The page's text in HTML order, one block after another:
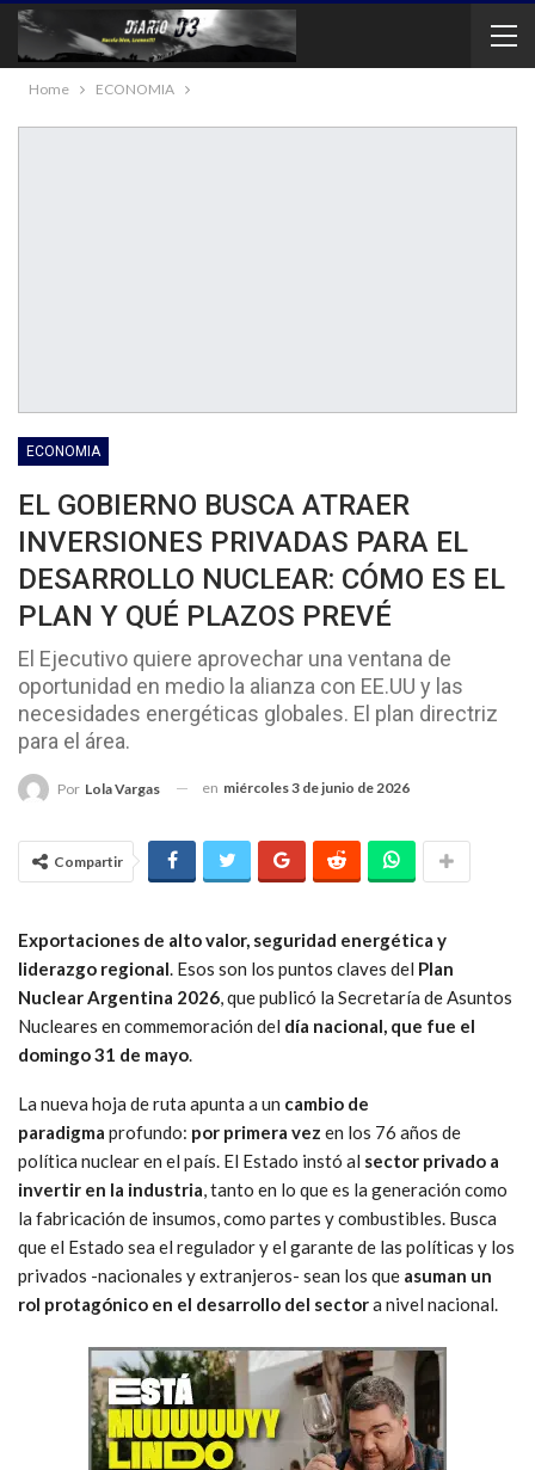
Home ECONOMIA
ECONOMIA
EL GOBIERNO BUSCA ATRAER
INVERSIONES PRIVADAS PARA EL
DESARROLLO NUCLEAR: CÓMO ES EL
PLAN Y QUÉ PLAZOS PREVÉ
El Ejecutivo quiere aprovechar una ventana de
oportunidad en medio la alianza con EE.UU y las
necesidades energéticas globales. El plan directriz
para el área.
Por Lola Vargas en miércoles 3 de junio de 2026
Compartir
Exportaciones de alto valor, seguridad energética y
liderazgo regional. Esos son los puntos claves del Plan
Nuclear Argentina 2026, que publicó la Secretaría de Asuntos
Nucleares en commemoración del día nacional, que fue el
domingo 31 de mayo.
La nueva hoja de ruta apunta a un cambio de
paradigma profundo: por primera vez en los 76 años de
política nuclear en el país. El Estado instó al sector privado a
invertir en la industria, tanto en lo que es la generación como
la fabricación de insumos, como partes y combustibles. Busca
que el Estado sea el regulador y el garante de las políticas y los
privados -nacionales y extranjeros- sean los que asuman un
rol protagónico en el desarrollo del sectora nivel nacional.